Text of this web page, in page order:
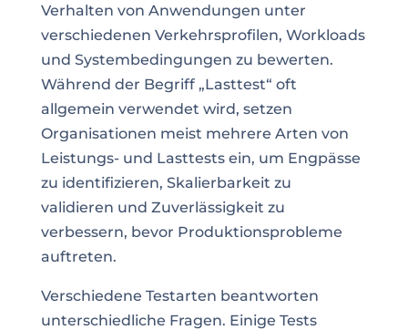
Verhalten von Anwendungen unter
verschiedenen Verkehrsprofilen, Workloads
und Systembedingungen zu bewerten.
Während der Begriff „Lasttest“ oft
allgemein verwendet wird, setzen
Organisationen meist mehrere Arten von
Leistungs- und Lasttests ein, um Engpässe
zu identifizieren, Skalierbarkeit zu
validieren und Zuverlässigkeit zu
verbessern, bevor Produktionsprobleme
auftreten.
Verschiedene Testarten beantworten
unterschiedliche Fragen. Einige Tests